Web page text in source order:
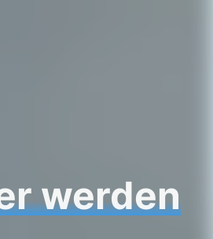
werden